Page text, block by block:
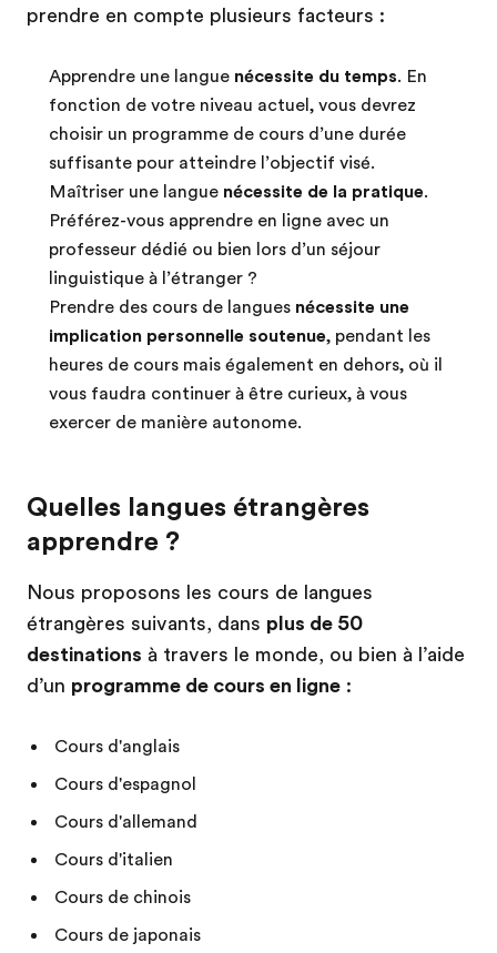
prendre en compte plusieurs facteurs :
Apprendre une langue nécessite du temps. En
fonction de votre niveau actuel, vous devrez
choisir un programme de cours d’une durée
suffisante pour atteindre l’objectif visé.
Maîtriser une langue nécessite de la pratique.
Préférez-vous apprendre en ligne avec un
professeur dédié ou bien lors d’un séjour
linguistique à l’étranger ?
Prendre des cours de langues nécessite une
implication personnelle soutenue, pendant les
heures de cours mais également en dehors, où il
vous faudra continuer à être curieux, à vous
exercer de manière autonome.
Quelles langues étrangères
apprendre ?
Nous proposons les cours de langues
étrangères suivants, dans plus de 50
destinations à travers le monde, ou bien à l’aide
d’un programme de cours en ligne :
Cours d'anglais
Cours d'espagnol
Cours d'allemand
Cours d'italien
Cours de chinois
Cours de japonais